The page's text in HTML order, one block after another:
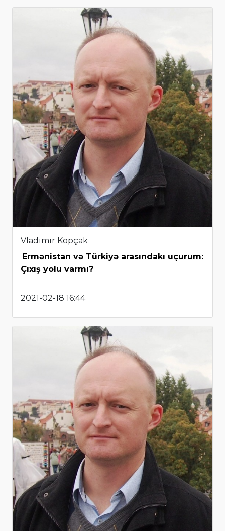
Vladimir Kopçak
Ermənistan və Türkiyə arasındakı uçurum:
Çıxış yolu varmı?
2021-02-18 16:44